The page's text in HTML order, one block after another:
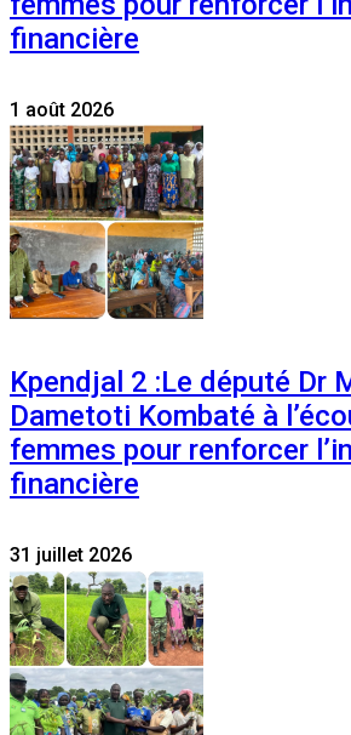
financière
1 août 2026
Kpendjal 2 :Le député Dr
Dametoti Kombaté à
femmes pour renforcer
financière
31 juillet 2026